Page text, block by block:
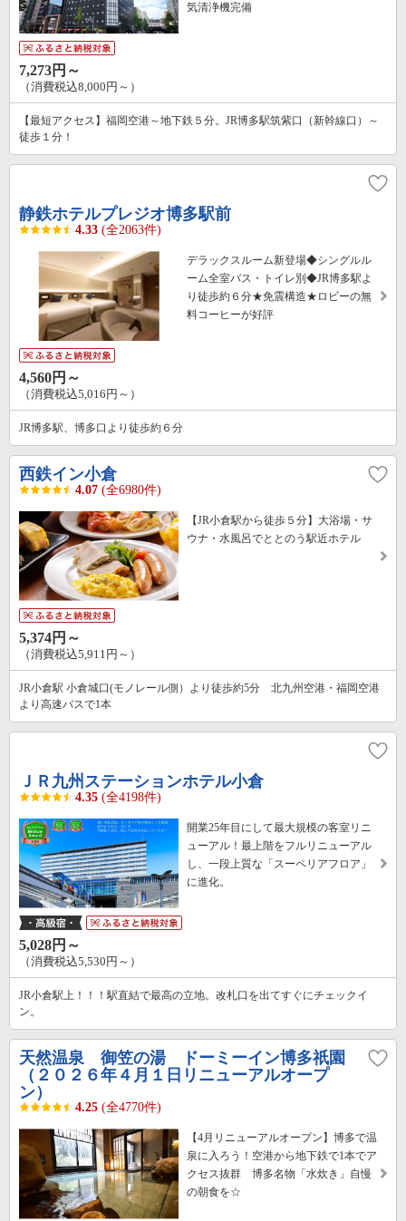
気清浄機完備
7,273円～
（消費税込8,000円～）
【最短アクセス】福岡空港～地下鉄５分。JR博多駅筑紫口（新幹線口）～
徒歩１分！
静鉄ホテルプレジオ博多駅前
4.33 (全2063件)
デラックスルーム新登場◆シングルル
ーム全室バス・トイレ別◆JR博多駅よ
り徒歩約６分★免震構造★ロビーの無
料コーヒーが好評
4,560円～
（消費税込5,016円～）
JR博多駅、博多口より徒歩約６分
西鉄イン小倉
4.07 (全6980件)
【JR小倉駅から徒歩５分】大浴場・サ
ウナ・水風呂でととのう駅近ホテル
5,374円～
（消費税込5,911円～）
JR小倉駅 小倉城口(モノレール側）より徒歩約5分 北九州空港・福岡空港
より高速バスで1本
ＪＲ九州ステーションホテル小倉
4.35 (全4198件)
開業25年目にして最大規模の客室リニ
ューアル！最上階をフルリニューアル
し、一段上質な「スーペリアフロア」
に進化。
5,028円～
（消費税込5,530円～）
JR小倉駅上！！！駅直結で最高の立地。改札口を出てすぐにチェックイ
ン。
天然温泉 御笠の湯 ドーミーイン博多祇園
（２０２６年４月１日リニューアルオープ
ン）
4.25 (全4770件)
【4月リニューアルオープン】博多で温
泉に入ろう！空港から地下鉄で1本でア
クセス抜群 博多名物「水炊き」自慢
の朝食を☆